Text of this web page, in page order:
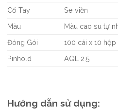
Cổ Tay
Se viền
Màu
Màu cao su tự
Đóng Gói
100 cái x 10
Pinhold
AQL 2.5
Hướng dẫn sử dụng: